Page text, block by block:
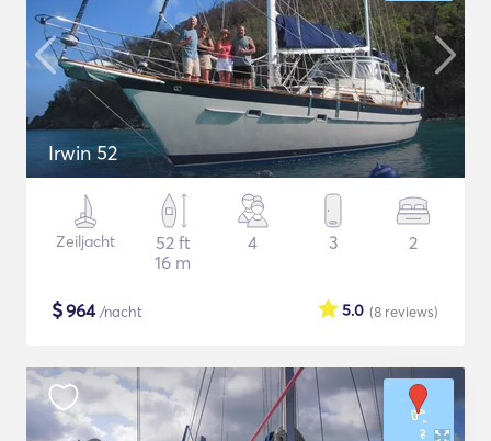
Irwin 52
Zeiljacht
52 ft
16 m
4 3 2
$964/nacht (8 reviews)
5.0